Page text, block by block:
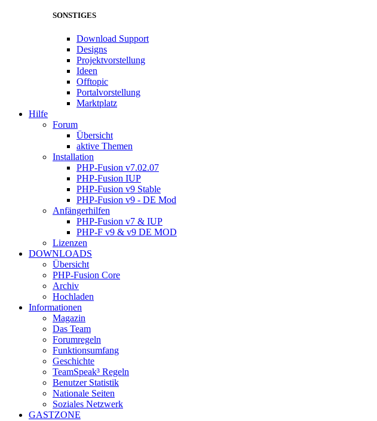
SONSTIGES
Download Support
Designs
Projektvorstellung
Ideen
Offtopic
Portalvorstellung
Marktplatz
Hilfe
Forum
Übersicht
aktive Themen
Installation
PHP-Fusion v7.02.07
PHP-Fusion IUP
PHP-Fusion v9 Stable
PHP-Fusion v9 - DE Mod
Anfängerhilfen
PHP-Fusion v7 & IUP
PHP-F v9 & v9 DE MOD
Lizenzen
DOWNLOADS
Übersicht
PHP-Fusion Core
Archiv
Hochladen
Informationen
Magazin
Das Team
Forumregeln
Funktionsumfang
Geschichte
TeamSpeak³ Regeln
Benutzer Statistik
Nationale Seiten
Soziales Netzwerk
GASTZONE